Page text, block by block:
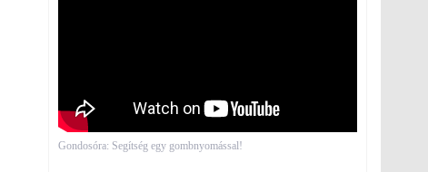
Gondosóra: Segítség egy gombnyomással!